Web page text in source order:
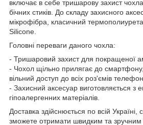
включає в себе тришарову захист
бічних стиків. До складу захисного
мікрофібра, класичний
Silicone.
Головні переваги даного чохла:
- Тришаровий захист для покращеної
- Чохол щільно прилягає до
вільний доступ до всіх роз'ємів
- Захисний аксесуар виготовляється з
гіпоалергенних матеріалів.
Доставка здійснюється по всій
зможете отримати швидким та